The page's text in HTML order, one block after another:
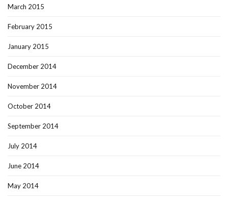
March 2015
February 2015
January 2015
December 2014
November 2014
October 2014
September 2014
July 2014
June 2014
May 2014